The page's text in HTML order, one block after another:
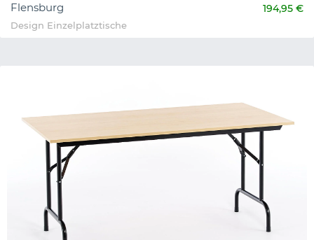
Flensburg 194,95 €
Design Einzelplatztische